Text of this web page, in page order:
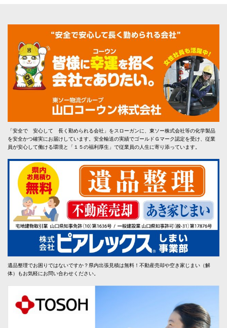
「安全で 安心して 長く勤められる会社」をスローガンに、東ソー株式会社等の化学製品
を安全かつ確実にお届けしています。安全輸送の実績でゴールドＧマーク認定を受け、従業
員が安心して働ける環境と「１５の福利厚生」で従業員の人生に寄り添っています。
遺品整理でお困りではないですか？県内出張見積は無料！不動産売却や空き家じまい（解
体）もお気軽にお問い合わせください。